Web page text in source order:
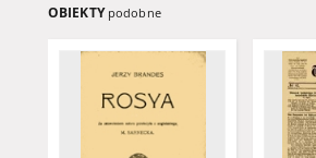
OBIEKTY podobne